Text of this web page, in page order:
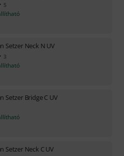
5
Setzer Neck N UV
3
Setzer Bridge C UV
Setzer Neck C UV